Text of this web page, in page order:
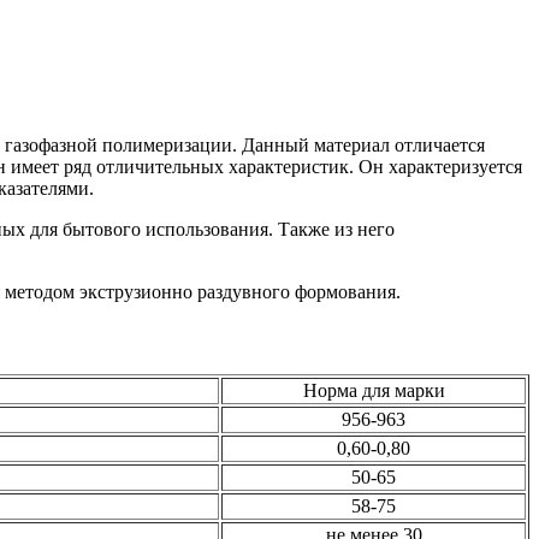
полимеризации. Данный материал отличается
ряд отличительных характеристик. Он характеризуется
для бытового использования. Также из него
экструзионно раздувного формования.
Норма для марки
956-963
0,60-0,80
50-65
58-75